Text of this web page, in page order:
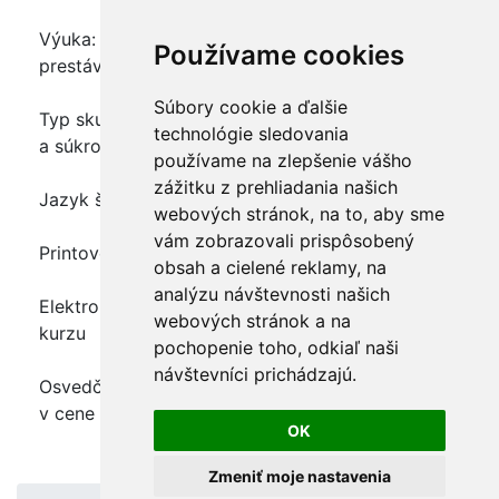
Používame cookies
Súbory cookie a ďalšie
technológie sledovania
používame na zlepšenie vášho
zážitku z prehliadania našich
webových stránok, na to, aby sme
vám zobrazovali prispôsobený
obsah a cielené reklamy, na
analýzu návštevnosti našich
webových stránok a na
pochopenie toho, odkiaľ naši
návštevníci prichádzajú.
OK
Zmeniť moje nastavenia
Výuka: intenzívna, prestávka zvyčajne 2 x 5min,
prestávka na obed 50min
Typ skupiny: otvorená, účastníci z rôznych firiem
a súkromné osoby
Jazyk školenia: slovenčina
Printové školiace materiály: áno, v cene kurzu
Elektronické školiace materiály: áno, v cene
kurzu
Osvedčenie o absolvovaní kurzu - certifikát: áno,
v cene kurzu